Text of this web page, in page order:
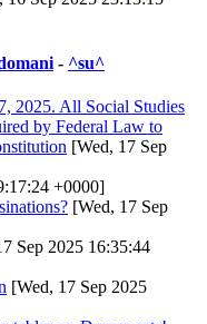
- ^su^
2025. All Social Studies
by Federal Law to
[Wed, 17 Sep
+0000]
[Wed, 17 Sep
Sep 2025 16:35:44
[Wed, 17 Sep 2025